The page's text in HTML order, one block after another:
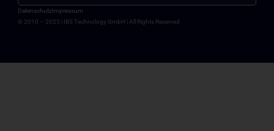
DatenschutzImpressum
© 2010 – 2025 | IBS Technology GmbH | All Rights Reserved